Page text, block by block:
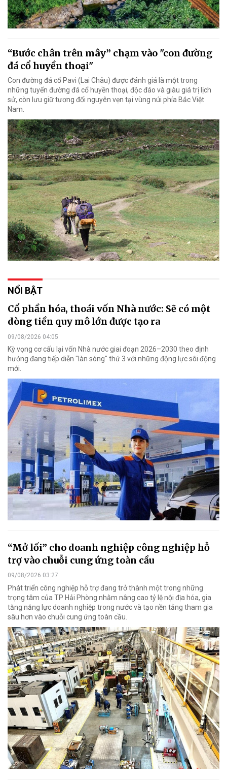
“Bước chân trên mây” chạm vào "con đường
đá cổ huyền thoại"
Con đường đá cổ Pavi (Lai Châu) được đánh giá là một trong
những tuyến đường đá cổ huyền thoại, độc đáo và giàu giá trị lịch
sử, còn lưu giữ tương đối nguyên vẹn tại vùng núi phía Bắc Việt
Nam.
NỔI BẬT
Cổ phần hóa, thoái vốn Nhà nước: Sẽ có một
dòng tiền quy mô lớn được tạo ra
09/08/2026 04:05
Kỳ vọng cơ cấu lại vốn Nhà nước giai đoạn 2026–2030 theo định
hướng đang tiếp diễn "làn sóng" thứ 3 với những động lực sôi động
mới.
“Mở lối” cho doanh nghiệp công nghiệp hỗ
trợ vào chuỗi cung ứng toàn cầu
09/08/2026 03:27
Phát triển công nghiệp hỗ trợ đang trở thành một trong những
trọng tâm của TP Hải Phòng nhằm nâng cao tỷ lệ nội địa hóa, gia
tăng năng lực doanh nghiệp trong nước và tạo nền tảng tham gia
sâu hơn vào chuỗi cung ứng toàn cầu.